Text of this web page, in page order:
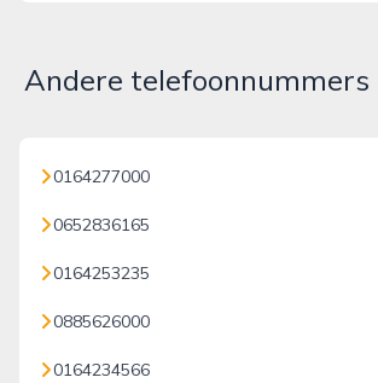
Andere telefoonnummers
0164277000
0652836165
0164253235
0885626000
0164234566